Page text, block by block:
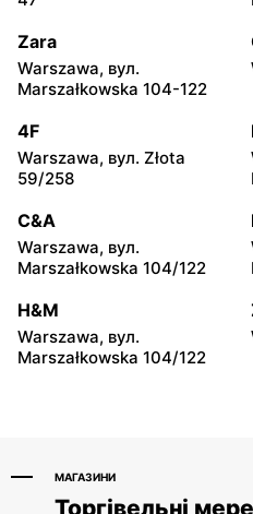
Zgrupowania AK Kampinos
15
Triumph
Warszawa, вул. Jana
Ciszewskiego 15
Triumph
Warszawa, вул. Belgradzka
46
Triumph
Łomianki, вул. Brukowa 25
Triumph
Zara
Warszawa, вул.
Marszałkowska 104-122
4F
Warszawa, вул. Złota
59/258
C&A
Warszawa, вул.
Marszałkowska 104/122
H&M
Warszawa, вул.
Marszałkowska 104/122
МАГАЗИНИ
Торгівельні